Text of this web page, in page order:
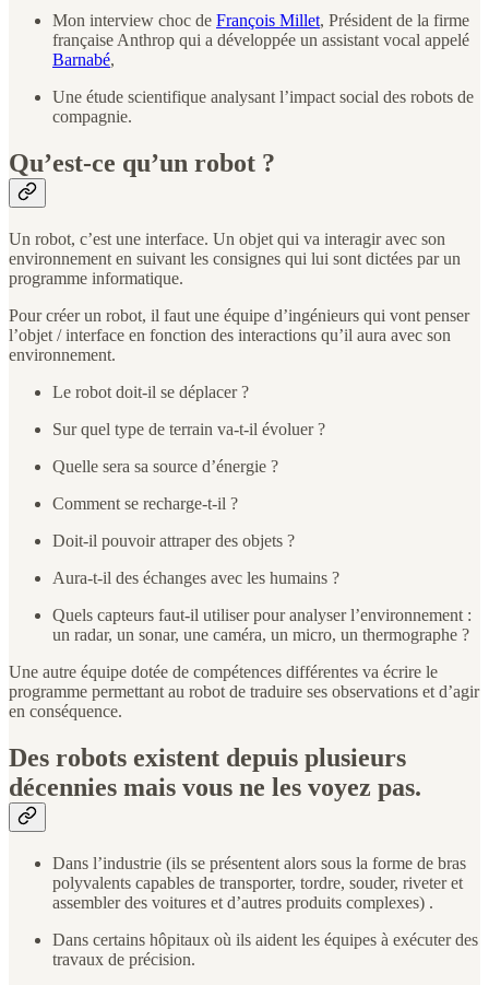
Mon interview choc de François Millet, Président de la firme
française Anthrop qui a développée un assistant vocal appelé
Barnabé,
Une étude scientifique analysant l’impact social des robots de
compagnie.
Qu’est-ce qu’un robot ?
Un robot, c’est une interface. Un objet qui va interagir avec son
environnement en suivant les consignes qui lui sont dictées par un
programme informatique.
Pour créer un robot, il faut une équipe d’ingénieurs qui vont penser
l’objet / interface en fonction des interactions qu’il aura avec son
environnement.
Le robot doit-il se déplacer ?
Sur quel type de terrain va-t-il évoluer ?
Quelle sera sa source d’énergie ?
Comment se recharge-t-il ?
Doit-il pouvoir attraper des objets ?
Aura-t-il des échanges avec les humains ?
Quels capteurs faut-il utiliser pour analyser l’environnement :
un radar, un sonar, une caméra, un micro, un thermographe ?
Une autre équipe dotée de compétences différentes va écrire le
programme permettant au robot de traduire ses observations et d’agir
en conséquence.
Des robots existent depuis plusieurs
décennies mais vous ne les voyez pas.
Dans l’industrie (ils se présentent alors sous la forme de bras
polyvalents capables de transporter, tordre, souder, riveter et
assembler des voitures et d’autres produits complexes) .
Dans certains hôpitaux où ils aident les équipes à exécuter des
travaux de précision.